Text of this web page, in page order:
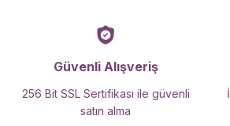
Güvenli Alışveriş
256 Bit SSL Sertifikası ile güvenli
satın alma